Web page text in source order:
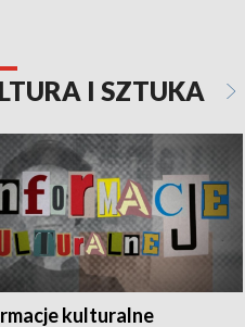
I SZTUKA
kulturalne